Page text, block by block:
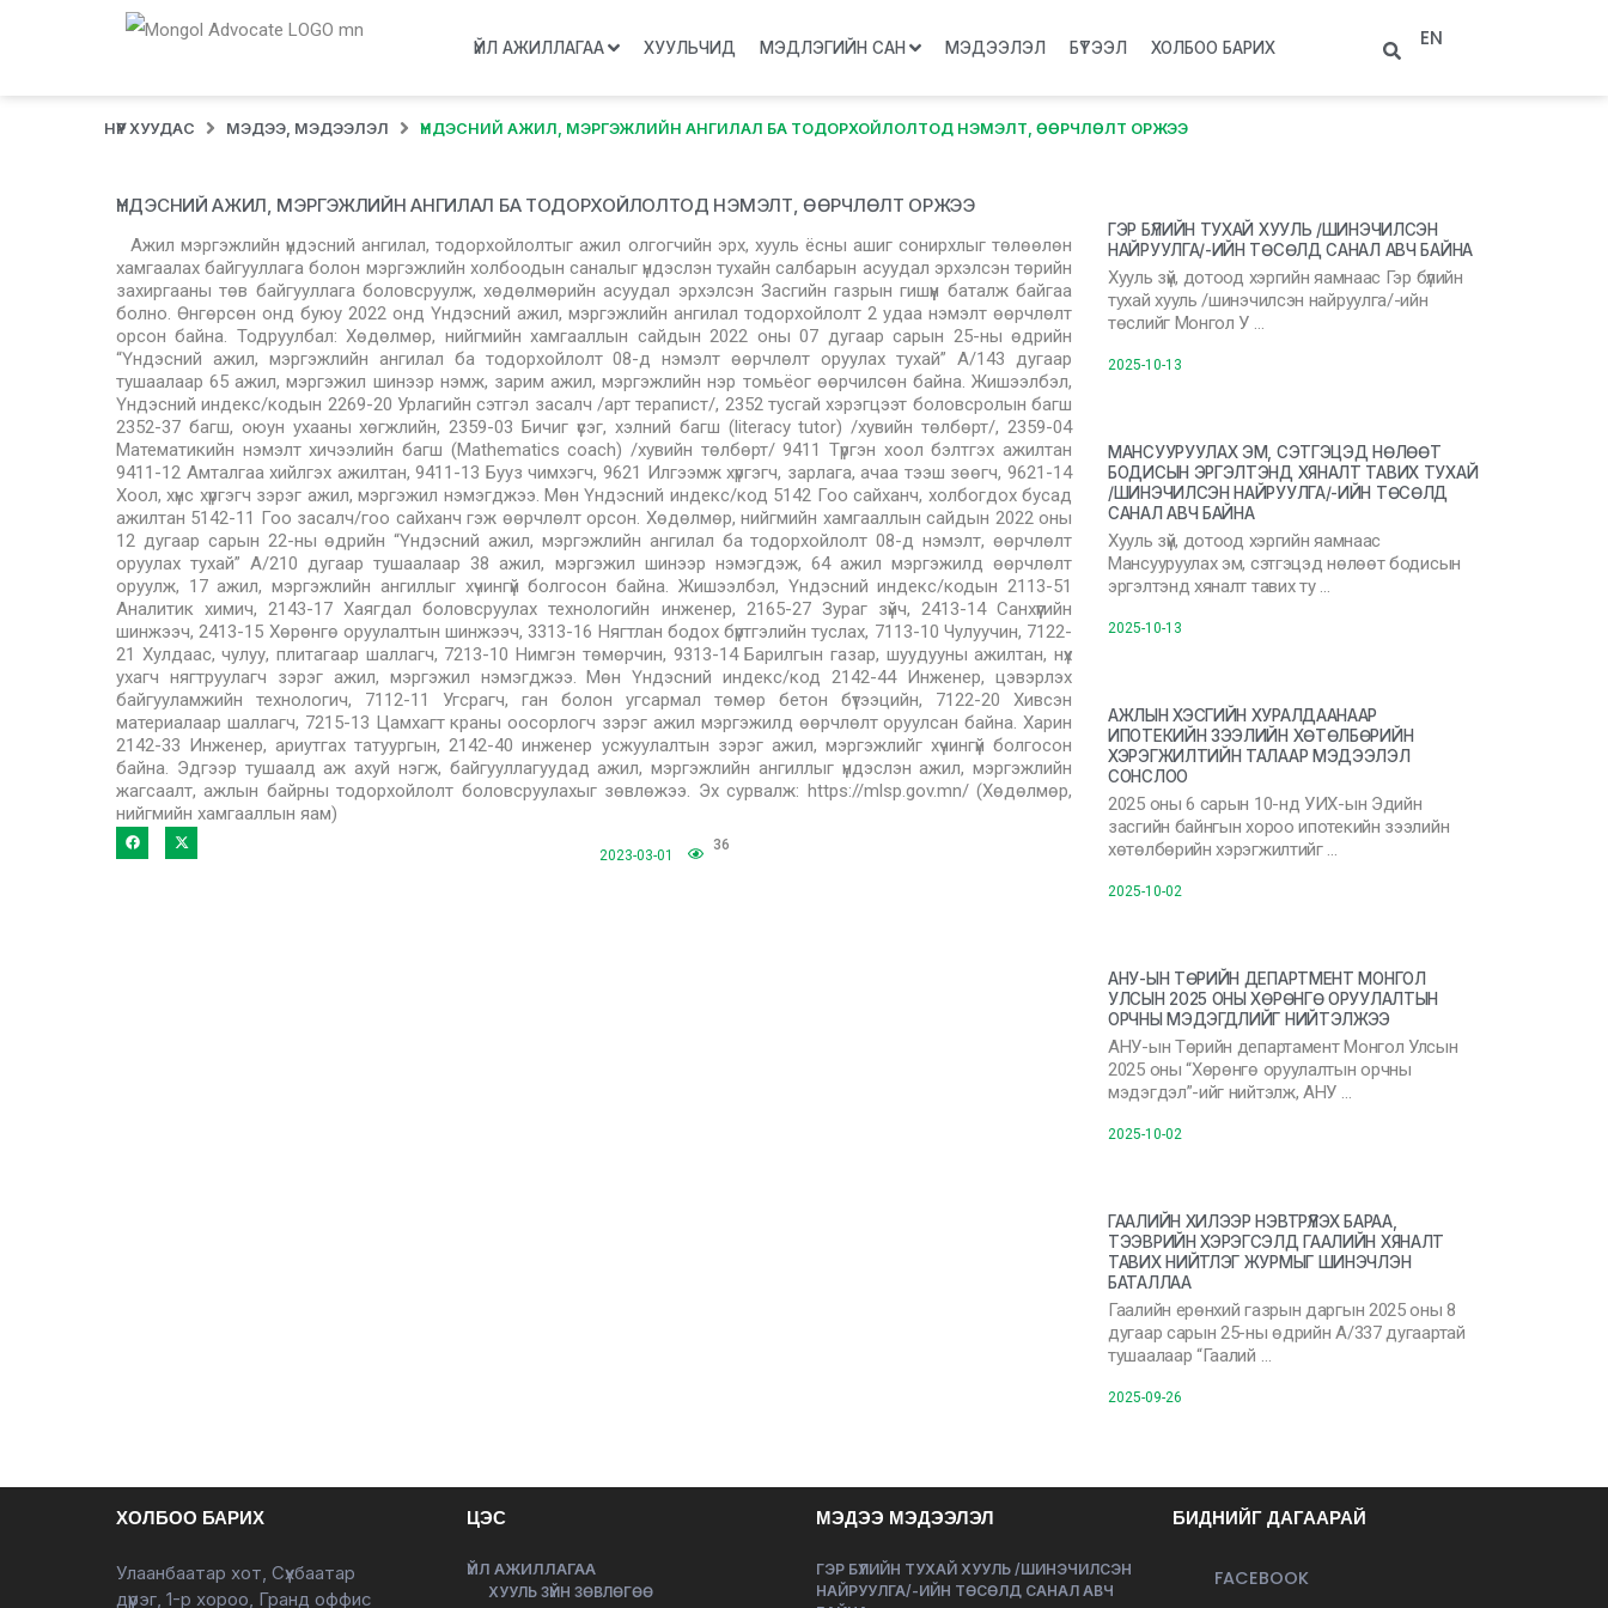
ҮЙЛ АЖИЛЛАГАА ХУУЛЬЧИД МЭДЛЭГИЙН САН МЭДЭЭЛЭЛ БҮТЭЭЛ ХОЛБОО БАРИХ EN
НҮҮР ХУУДАС МЭДЭЭ, МЭДЭЭЛЭЛ ҮНДЭСНИЙ АЖИЛ, МЭРГЭЖЛИЙН АНГИЛАЛ БА ТОДОРХОЙЛОЛТОД НЭМЭЛТ, ӨӨРЧЛӨЛТ ОРЖЭЭ
ҮНДЭСНИЙ АЖИЛ, МЭРГЭЖЛИЙН АНГИЛАЛ БА ТОДОРХОЙЛОЛТОД НЭМЭЛТ, ӨӨРЧЛӨЛТ ОРЖЭЭ
Ажил мэргэжлийн үндэсний ангилал, тодорхойлолтыг ажил олгогчийн эрх, хууль ёсны ашиг сонирхлыг төлөөлөн
хамгаалах байгууллага болон мэргэжлийн холбоодын саналыг үндэслэн тухайн салбарын асуудал эрхэлсэн төрийн
захиргааны төв байгууллага боловсруулж, хөдөлмөрийн асуудал эрхэлсэн Засгийн газрын гишүүн баталж байгаа
болно. Өнгөрсөн онд буюу 2022 онд Үндэсний ажил, мэргэжлийн ангилал тодорхойлолт 2 удаа нэмэлт өөрчлөлт
орсон байна. Тодруулбал: Хөдөлмөр, нийгмийн хамгааллын сайдын 2022 оны 07 дугаар сарын 25-ны өдрийн
“Үндэсний ажил, мэргэжлийн ангилал ба тодорхойлолт 08-д нэмэлт өөрчлөлт оруулах тухай” А/143 дугаар
тушаалаар 65 ажил, мэргэжил шинээр нэмж, зарим ажил, мэргэжлийн нэр томьёог өөрчилсөн байна. Жишээлбэл,
Үндэсний индекс/кодын 2269-20 Урлагийн сэтгэл засалч /арт терапист/, 2352 тусгай хэрэгцээт боловсролын багш
2352-37 багш, оюун ухааны хөгжлийн, 2359-03 Бичиг үсэг, хэлний багш (literacy tutor) /хувийн төлбөрт/, 2359-04
Математикийн нэмэлт хичээлийн багш (Mathematics coach) /хувийн төлбөрт/ 9411 Түргэн хоол бэлтгэх ажилтан
9411-12 Амталгаа хийлгэх ажилтан, 9411-13 Бууз чимхэгч, 9621 Илгээмж хүргэгч, зарлага, ачаа тээш зөөгч, 9621-14
Хоол, хүнс хүргэгч зэрэг ажил, мэргэжил нэмэгджээ. Мөн Үндэсний индекс/код 5142 Гоо сайханч, холбогдох бусад
ажилтан 5142-11 Гоо засалч/гоо сайханч гэж өөрчлөлт орсон. Хөдөлмөр, нийгмийн хамгааллын сайдын 2022 оны
12 дугаар сарын 22-ны өдрийн “Үндэсний ажил, мэргэжлийн ангилал ба тодорхойлолт 08-д нэмэлт, өөрчлөлт
оруулах тухай” А/210 дугаар тушаалаар 38 ажил, мэргэжил шинээр нэмэгдэж, 64 ажил мэргэжилд өөрчлөлт
оруулж, 17 ажил, мэргэжлийн ангиллыг хүчингүй болгосон байна. Жишээлбэл, Үндэсний индекс/кодын 2113-51
Аналитик химич, 2143-17 Хаягдал боловсруулах технологийн инженер, 2165-27 Зураг зүйч, 2413-14 Санхүүгийн
шинжээч, 2413-15 Хөрөнгө оруулалтын шинжээч, 3313-16 Нягтлан бодох бүртгэлийн туслах, 7113-10 Чулуучин, 7122-
21 Хулдаас, чулуу, плитагаар шаллагч, 7213-10 Нимгэн төмөрчин, 9313-14 Барилгын газар, шуудууны ажилтан, нүх
ухагч нягтруулагч зэрэг ажил, мэргэжил нэмэгджээ. Мөн Үндэсний индекс/код 2142-44 Инженер, цэвэрлэх
байгууламжийн технологич, 7112-11 Угсрагч, ган болон угсармал төмөр бетон бүтээцийн, 7122-20 Хивсэн
материалаар шаллагч, 7215-13 Цамхагт краны оосорлогч зэрэг ажил мэргэжилд өөрчлөлт оруулсан байна. Харин
2142-33 Инженер, ариутгах татуургын, 2142-40 инженер усжуулалтын зэрэг ажил, мэргэжлийг хүчингүй болгосон
байна. Эдгээр тушаалд аж ахуй нэгж, байгууллагуудад ажил, мэргэжлийн ангиллыг үндэслэн ажил, мэргэжлийн
жагсаалт, ажлын байрны тодорхойлолт боловсруулахыг зөвлөжээ. Эх сурвалж: https://mlsp.gov.mn/ (Хөдөлмөр,
нийгмийн хамгааллын яам)
2023-03-01
36
ГЭР БҮЛИЙН ТУХАЙ ХУУЛЬ /ШИНЭЧИЛСЭН
НАЙРУУЛГА/-ИЙН ТӨСӨЛД САНАЛ АВЧ БАЙНА
Хууль зүй, дотоод хэргийн яамнаас Гэр бүлийн
тухай хууль /шинэчилсэн найруулга/-ийн
төслийг Монгол У …
2025-10-13
МАНСУУРУУЛАХ ЭМ, СЭТГЭЦЭД НӨЛӨӨТ
БОДИСЫН ЭРГЭЛТЭНД ХЯНАЛТ ТАВИХ ТУХАЙ
/ШИНЭЧИЛСЭН НАЙРУУЛГА/-ИЙН ТӨСӨЛД
САНАЛ АВЧ БАЙНА
Хууль зүй, дотоод хэргийн яамнаас
Мансууруулах эм, сэтгэцэд нөлөөт бодисын
эргэлтэнд хяналт тавих ту …
2025-10-13
АЖЛЫН ХЭСГИЙН ХУРАЛДААНААР
ИПОТЕКИЙН ЗЭЭЛИЙН ХӨТӨЛБӨРИЙН
ХЭРЭГЖИЛТИЙН ТАЛААР МЭДЭЭЛЭЛ
СОНСЛОО
2025 оны 6 сарын 10-нд УИХ-ын Эдийн
засгийн байнгын хороо ипотекийн зээлийн
хөтөлбөрийн хэрэгжилтийг …
2025-10-02
АНУ-ЫН ТӨРИЙН ДЕПАРТМЕНТ МОНГОЛ
УЛСЫН 2025 ОНЫ ХӨРӨНГӨ ОРУУЛАЛТЫН
ОРЧНЫ МЭДЭГДЛИЙГ НИЙТЭЛЖЭЭ
АНУ-ын Төрийн департамент Монгол Улсын
2025 оны “Хөрөнгө оруулалтын орчны
мэдэгдэл”-ийг нийтэлж, АНУ …
2025-10-02
ГААЛИЙН ХИЛЭЭР НЭВТРҮҮЛЭХ БАРАА,
ТЭЭВРИЙН ХЭРЭГСЭЛД ГААЛИЙН ХЯНАЛТ
ТАВИХ НИЙТЛЭГ ЖУРМЫГ ШИНЭЧЛЭН
БАТАЛЛАА
Гаалийн ерөнхий газрын даргын 2025 оны 8
дугаар сарын 25-ны өдрийн А/337 дугаартай
тушаалаар “Гаалий …
2025-09-26
ХОЛБОО БАРИХ
Улаанбаатар хот, Сүхбаатар
дүүрэг, 1-р хороо, Гранд оффис
ЦЭС
ҮЙЛ АЖИЛЛАГАА
ХУУЛЬ ЗҮЙН ЗӨВЛӨГӨӨ
МЭДЭЭ МЭДЭЭЛЭЛ
ГЭР БҮЛИЙН ТУХАЙ ХУУЛЬ /ШИНЭЧИЛСЭН
НАЙРУУЛГА/-ИЙН ТӨСӨЛД САНАЛ АВЧ
БИДНИЙГ ДАГААРАЙ
FACEBOOK